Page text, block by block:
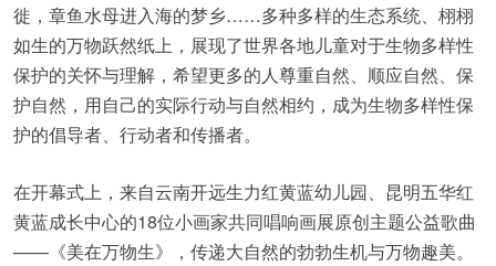
徙，章鱼水母进入海的梦乡……多种多样的生态系统、栩栩
如生的万物跃然纸上，展现了世界各地儿童对于生物多样性
保护的关怀与理解，希望更多的人尊重自然、顺应自然、保
护自然，用自己的实际行动与自然相约，成为生物多样性保
护的倡导者、行动者和传播者。
在开幕式上，来自云南开远生力红黄蓝幼儿园、昆明五华红
黄蓝成长中心的18位小画家共同唱响画展原创主题公益歌曲
——《美在万物生》，传递大自然的勃勃生机与万物趣美。